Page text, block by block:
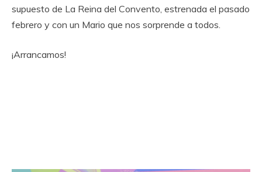
supuesto de La Reina del Convento, estrenada el pasado
febrero y con un Mario que nos sorprende a todos.
¡Arrancamos!